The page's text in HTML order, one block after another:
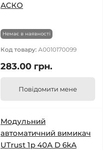
АСКО
Немає в наявності
Код товару: A0010170099
283.00 грн.
Повідомити мене
Модульний
автоматичний вимикач
UTrust 1р 40А D 6kА